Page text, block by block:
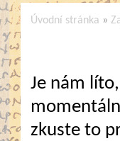
Úvodní stránka »
Je nám
zkuste to